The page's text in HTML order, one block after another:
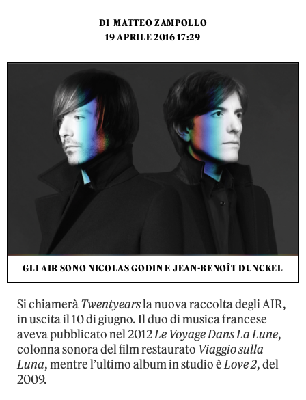
DI MATTEO ZAMPOLLO
19 APRILE 2016 17:29
GLI AIR SONO NICOLAS GODIN E JEAN-BENOÎT DUNCKEL
Si chiameràTwentyearsla nuova raccolta degli AIR,
in uscita il 10 di giugno. Il duo di musica francese
aveva pubblicato nel 2012Le Voyage Dans La Lune,
colonna sonora del film restaurato Viaggio sulla
Luna, mentre l’ultimo album in studio èLove 2, del
2009.